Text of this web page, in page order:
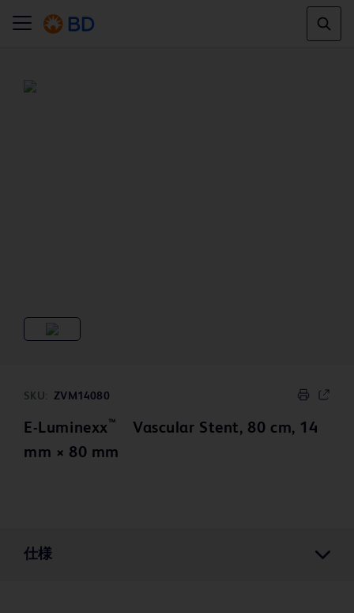
SKU: ZVM14080
E-Luminexx™
Vascular Stent, 80 cm, 14
mm × 80 mm
仕様